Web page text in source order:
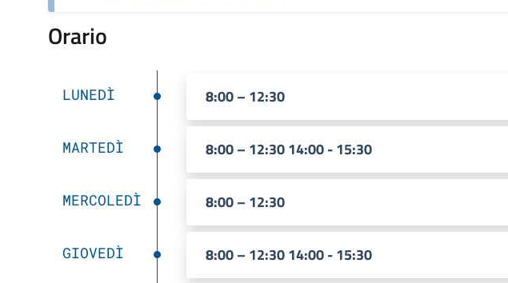
Orario
LUNEDÌ 8:00 – 12:30
MARTEDÌ 8:00 – 12:30 14:00 - 15:30
MERCOLEDÌ 8:00 – 12:30
GIOVEDÌ 8:00 – 12:30 14:00 - 15:30